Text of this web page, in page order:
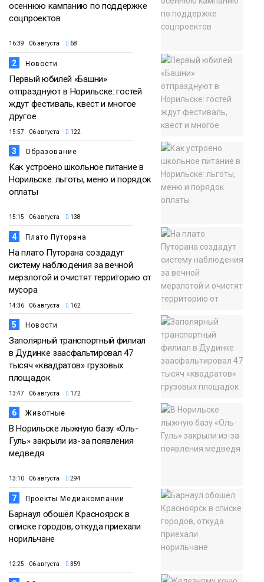
осеннюю кампанию по поддержке
соцпроектов
16:39 06 августа 68
2 Новости
Первый юбилей «Башни»
отпразднуют в Норильске: гостей
ждут фестиваль, квест и многое
другое
15:57 06 августа 122
3 Образование
Как устроено школьное питание в
Норильске: льготы, меню и порядок
оплаты
15:15 06 августа 138
4 Плато Путорана
На плато Путорана создадут
систему наблюдения за вечной
мерзлотой и очистят территорию от
мусора
14:36 06 августа 162
5 Новости
Заполярный транспортный филиал
в Дудинке заасфальтировал 47
тысяч «квадратов» грузовых
площадок
13:47 06 августа 172
6 Животные
В Норильске лыжную базу «Оль-
Гуль» закрыли из-за появления
медведя
13:10 06 августа 294
7 Проекты Медиакомпании
Барнаул обошёл Красноярск в
списке городов, откуда приехали
норильчане
12:25 06 августа 359